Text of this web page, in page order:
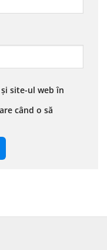
site-ul web în
când o să